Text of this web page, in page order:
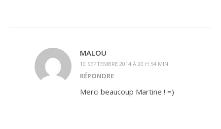
MALOU
10 SEPTEMBRE 2014 À 20 H 54 MIN
RÉPONDRE
Merci beaucoup Martine ! =)